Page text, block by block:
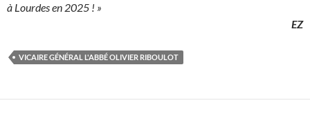
à Lourdes en 2025 ! »
EZ
VICAIRE GÉNÉRAL L'ABBÉ OLIVIER RIBOULOT